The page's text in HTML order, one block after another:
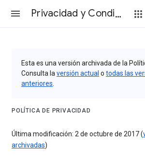
Privacidad y Condiciones
Esta es una versión archivada de la
Consulta la versión actual o todas las
anteriores
POLÍTICA DE PRIVACIDAD
Última modificación: 2 de octubre de 2017 (
archivadas)